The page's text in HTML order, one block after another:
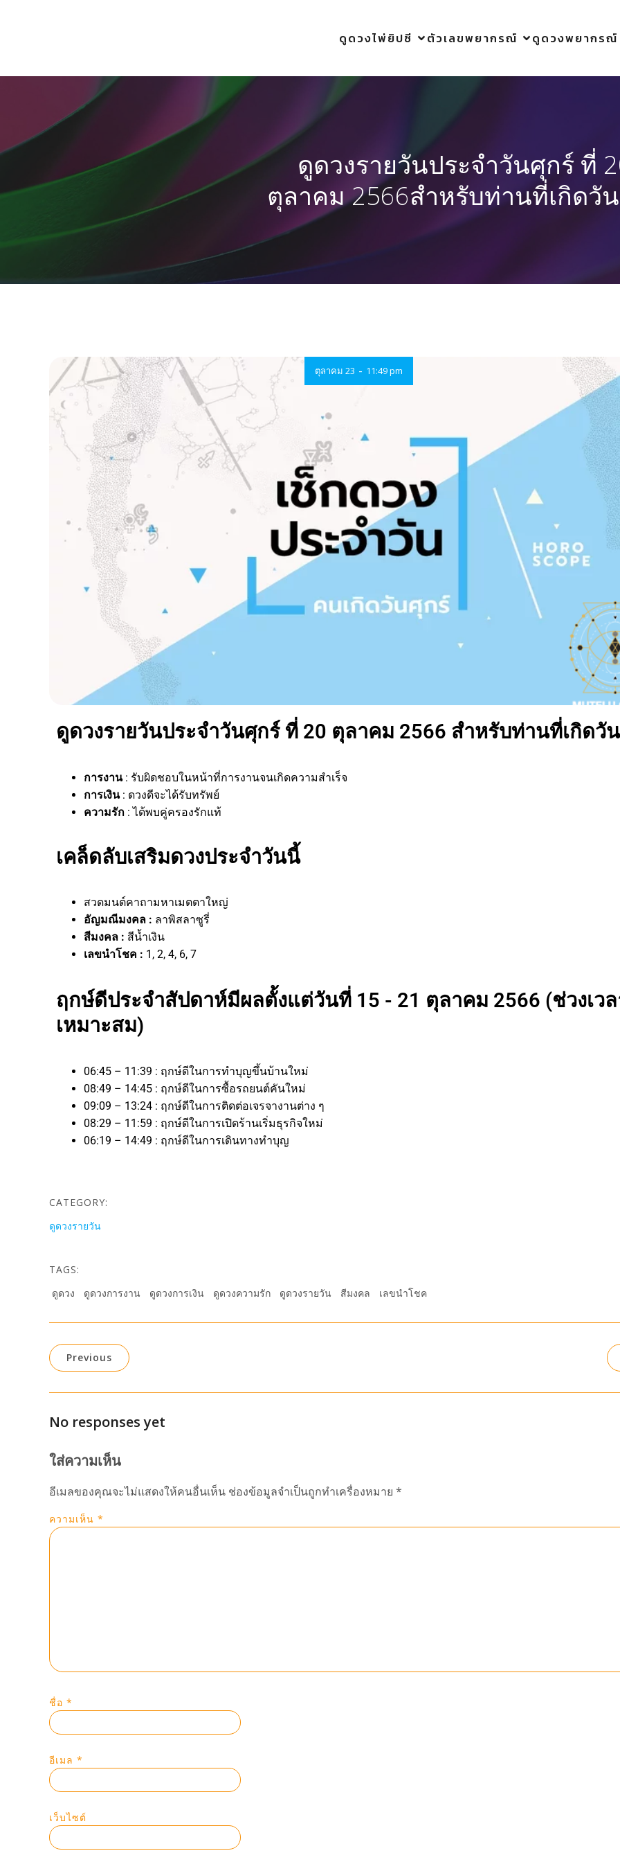
ดูดวงไพ่ยิปซี ตัวเลขพยากรณ์ ดูดวงพยากรณ์
ดูดวงรายวันประจำวันศุกร์ ที่
ตุลาคม 2566สำหรับท่านที่เกิดวั
ตุลาคม 23 - 11:49 pm
ดูดวงรายวันประจำวันศุกร์ ที่ 20 ตุลาคม 2566 สำหรับท่านที่เกิดวั
การงาน : รับผิดชอบในหน้าที่การงานจนเกิดความสำเร็จ
การเงิน : ดวงดีจะได้รับทรัพย์
ความรัก : ได้พบคู่ครองรักแท้
เคล็ดลับเสริมดวงประจำวันนี้
สวดมนต์คาถามหาเมตตาใหญ่
อัญมณีมงคล : ลาพิสลาซูรี่
สีมงคล : สีน้ำเงิน
เลขนำโชค : 1, 2, 4, 6, 7
ฤกษ์ดีประจำสัปดาห์มีผลตั้งแต่วันที่ 15 - 21 ตุลาคม 2566 (ช่วงเว
เหมาะสม)
06:45 – 11:39 : ฤกษ์ดีในการทำบุญขึ้นบ้านใหม่
08:49 – 14:45 : ฤกษ์ดีในการซื้อรถยนต์คันใหม่
09:09 – 13:24 : ฤกษ์ดีในการติดต่อเจรจางานต่าง ๆ
08:29 – 11:59 : ฤกษ์ดีในการเปิดร้านเริ่มธุรกิจใหม่
06:19 – 14:49 : ฤกษ์ดีในการเดินทางทำบุญ
CATEGORY:
ดูดวงรายวัน
TAGS:
ดูดวง
ดูดวงการงาน ดูดวงการเงิน ดูดวงความรัก ดูดวงรายวัน สีมงคล เลขนำโชค
Previous
No responses yet
ใส่ความเห็น
อีเมลของคุณจะไม่แสดงให้คนอื่นเห็น ช่องข้อมูลจำเป็นถูกทำเครื่องหมาย *
ความเห็น *
ชื่อ *
อีเมล *
เว็บไซต์